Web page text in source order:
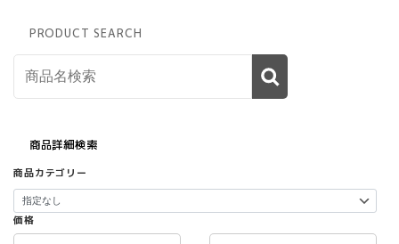
PRODUCT SEARCH
商品詳細検索
商品カテゴリー
価格